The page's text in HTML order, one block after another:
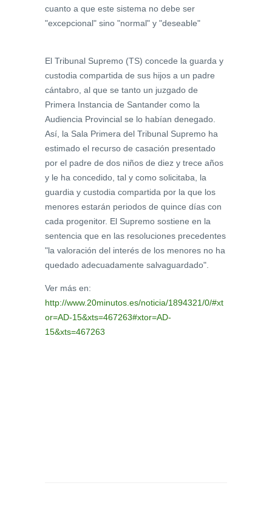
cuanto a que este sistema no debe ser
"excepcional" sino "normal" y "deseable"
El Tribunal Supremo (TS) concede la guarda y
custodia compartida de sus hijos a un padre
cántabro, al que se tanto un juzgado de
Primera Instancia de Santander como la
Audiencia Provincial se lo habían denegado.
Así, la Sala Primera del Tribunal Supremo ha
estimado el recurso de casación presentado
por el padre de dos niños de diez y trece años
y le ha concedido, tal y como solicitaba, la
guardia y custodia compartida por la que los
menores estarán periodos de quince días con
cada progenitor. El Supremo sostiene en la
sentencia que en las resoluciones precedentes
"la valoración del interés de los menores no ha
quedado adecuadamente salvaguardado".
Ver más en:
http://www.20minutos.es/noticia/1894321/0/#xt
or=AD-15&xts=467263#xtor=AD-
15&xts=467263